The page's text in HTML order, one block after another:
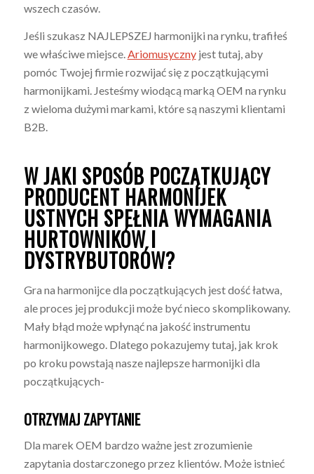
wszech czasów.
Jeśli szukasz NAJLEPSZEJ harmonijki na rynku, trafiłeś
we właściwe miejsce.Ariomusycznyjest tutaj, aby
pomóc Twojej firmie rozwijać się z początkującymi
harmonijkami. Jesteśmy wiodącą marką OEM na rynku
z wieloma dużymi markami, które są naszymi klientami
B2B.
W JAKI SPOSÓB POCZĄTKUJĄCY
PRODUCENT HARMONIJEK
USTNYCH SPEŁNIA WYMAGANIA
HURTOWNIKÓW I
DYSTRYBUTORÓW?
Gra na harmonijce dla początkujących jest dość łatwa,
ale proces jej produkcji może być nieco skomplikowany.
Mały błąd może wpłynąć na jakość instrumentu
harmonijkowego. Dlatego pokazujemy tutaj, jak krok
po kroku powstają nasze najlepsze harmonijki dla
początkujących-
OTRZYMAJ ZAPYTANIE
Dla marek OEM bardzo ważne jest zrozumienie
zapytania dostarczonego przez klientów. Może istnieć